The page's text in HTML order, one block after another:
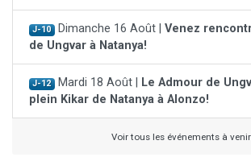
J-10 Dimanche 16 Août | Venez
de Ungvar à Natanya!
J-12 Mardi 18 Août | Le Admour de
plein Kikar de Natanya à Alonzo!
Voir tous les événements à venir